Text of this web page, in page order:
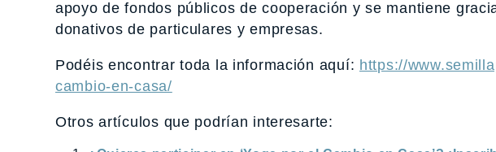
apoyo de fondos públicos de cooperación y se mantiene
donativos de particulares y empresas.
Podéis encontrar toda la información aquí: https://
cambio-en-casa/
Otros artículos que podrían interesarte: